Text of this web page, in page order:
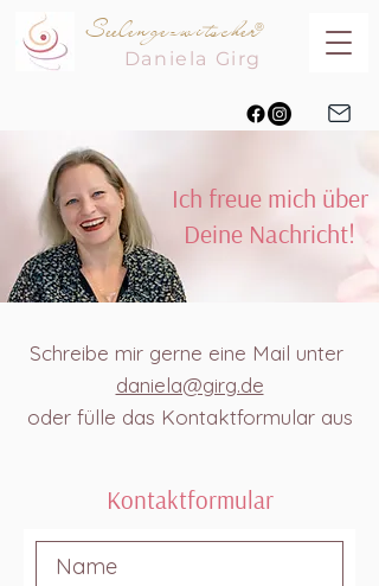
Seelengezwitscher
Daniela Girg
®
Ich freue mich über
Deine Nachricht!
Schreibe mir gerne eine Mail unter
daniela@girg.de
oder fülle das Kontaktformular aus
Kontaktformular